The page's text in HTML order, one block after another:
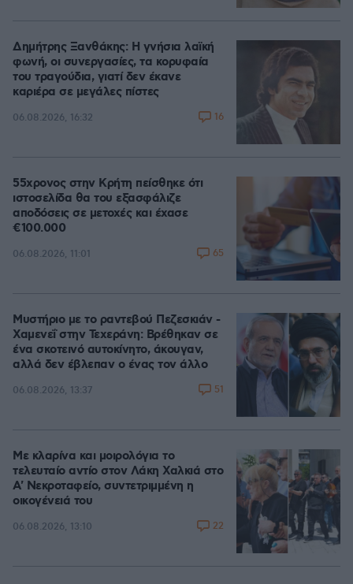
Δημήτρης Ξανθάκης: Η γνήσια λαϊκή
φωνή, οι συνεργασίες, τα κορυφαία
του τραγούδια, γιατί δεν έκανε
καριέρα σε μεγάλες πίστες
06.08.2026, 16:32 16
55χρονος στην Κρήτη πείσθηκε ότι
ιστοσελίδα θα του εξασφάλιζε
αποδόσεις σε μετοχές και έχασε
€100.000
06.08.2026, 11:01 65
Μυστήριο με το ραντεβού Πεζεσκιάν -
Χαμενεΐ στην Τεχεράνη: Βρέθηκαν σε
ένα σκοτεινό αυτοκίνητο, άκουγαν,
αλλά δεν έβλεπαν ο ένας τον άλλο
06.08.2026, 13:37 51
Με κλαρίνα και μοιρολόγια το
τελευταίο αντίο στον Λάκη Χαλκιά στο
A' Νεκροταφείο, συντετριμμένη η
οικογένειά του
06.08.2026, 13:10 22